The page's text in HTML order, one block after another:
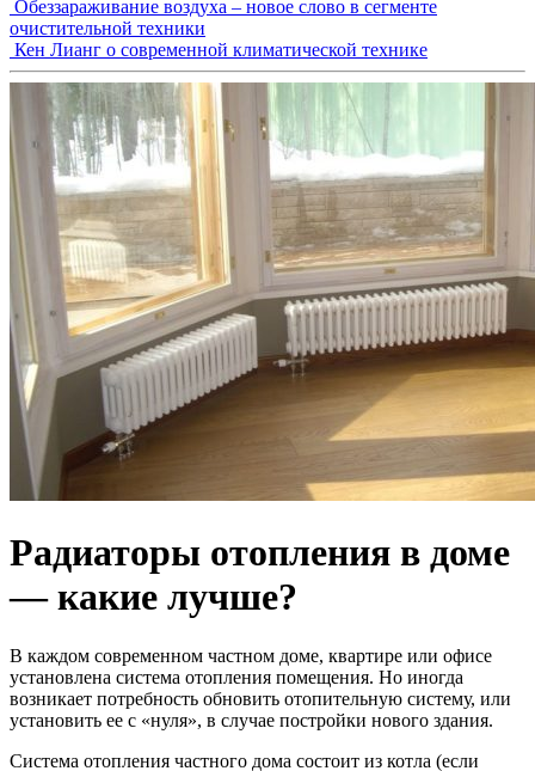
Обеззараживание воздуха – новое слово в сегменте
очистительной техники
Кен Лианг о современной климатической технике
Радиаторы отопления в доме
— какие лучше?
В каждом современном частном доме, квартире или офисе
установлена система отопления помещения. Но иногда
возникает потребность обновить отопительную систему, или
установить ее с «нуля», в случае постройки нового здания.
Система отопления частного дома состоит из котла (если